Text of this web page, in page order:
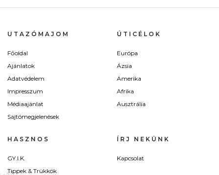
UTAZÓMAJOM
Főoldal
Ajánlatok
Adatvédelem
Impresszum
Médiaajánlat
Sajtómegjelenések
ÚTICÉLOK
Európa
Ázsia
Amerika
Afrika
Ausztrália
HASZNOS
GY.I.K.
Tippek & Trükkök
ÍRJ NEKÜNK
Kapcsolat